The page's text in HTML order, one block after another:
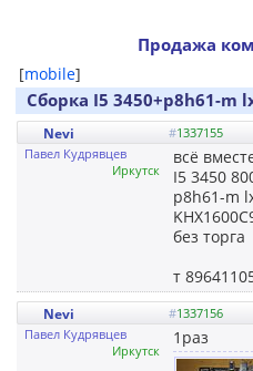
Продажа
[mobile]
Сборка I5 3450+p8h61-m
Nevi #1337155
Павел Кудрявцев
Иркутск
всё
I5 3450
p8h61-m
без торга
т
Nevi #1337156
Павел Кудрявцев
Иркутск
1раз